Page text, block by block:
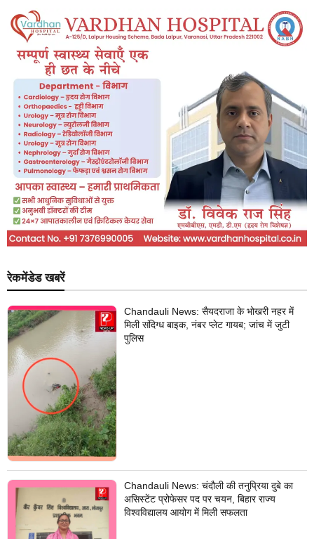
रेकमेंडेड खबरें
Chandauli News: सैयदराजा के भोखरी नहर में
मिली संदिग्ध बाइक, नंबर प्लेट गायब; जांच में जुटी
पुलिस
Chandauli News: चंदौली की तनुप्रिया दुबे का
असिस्टेंट प्रोफेसर पद पर चयन, बिहार राज्य
विश्वविद्यालय आयोग में मिली सफलता